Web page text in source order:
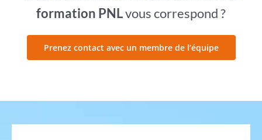
formation PNLvous correspond ?
Prenez contact avec un membre de l’équipe